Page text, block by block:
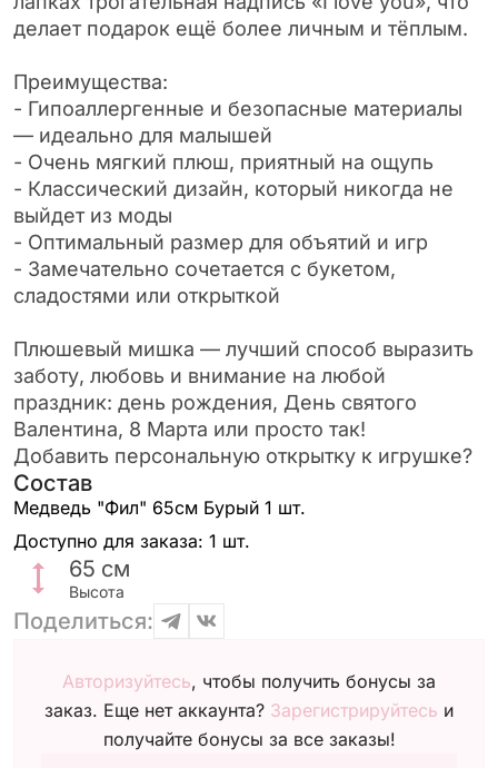
делает подарок ещё более личным и тёплым.
Преимущества:
- Гипоаллергенные и безопасные материалы
— идеально для малышей
- Очень мягкий плюш, приятный на ощупь
- Классический дизайн, который никогда не
выйдет из моды
- Оптимальный размер для объятий и игр
- Замечательно сочетается с букетом,
сладостями или открыткой
Плюшевый мишка — лучший способ выразить
заботу, любовь и внимание на любой
праздник: день рождения, День святого
Валентина, 8 Марта или просто так!
Добавить персональную открытку к игрушке?
Состав
Медведь "Фил" 65см Бурый 1 шт.
Доступно для заказа: 1 шт.
65 см
Высота
Поделиться:
Авторизуйтесь, чтобы получить бонусы за
заказ. Еще нет аккаунта? Зарегистрируйтесь и
получайте бонусы за все заказы!